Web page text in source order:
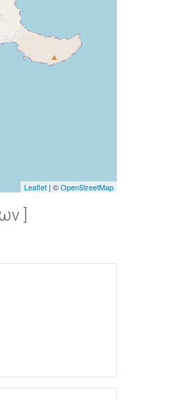
Leaflet | ©OpenStreetMap
]